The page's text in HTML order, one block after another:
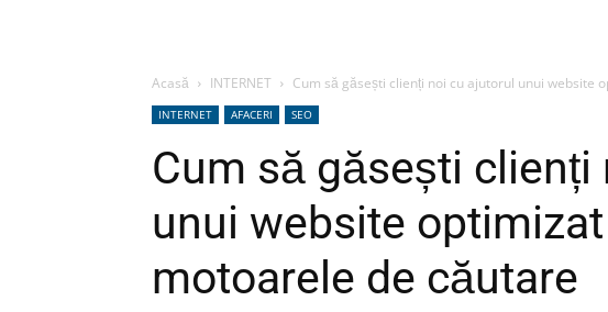
Acasă INTERNET Cum să găsești clienți noi cu ajutorul unui website
INTERNET AFACERI SEO
Cum să găsești clienți
unui website
motoarele de căutare